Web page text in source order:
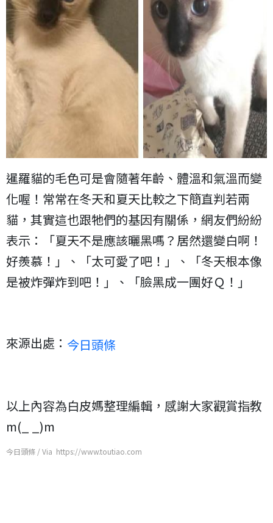
暹羅貓的毛色可是會隨著年齡、體溫和氣溫而變
化喔！常常在冬天和夏天比較之下簡直判若兩
貓，其實這也跟牠們的基因有關係，網友們紛紛
表示：「夏天不是應該曬黑嗎？居然還變白啊！
好羨慕！」、「太可愛了吧！」、「冬天根本像
是被炸彈炸到吧！」、「臉黑成一團好Ｑ！」
來源出處： 今日頭條
以上內容為白皮媽整理編輯，感謝大家觀賞指教
m(_ _)m
今日頭條 / Via https://www.toutiao.com